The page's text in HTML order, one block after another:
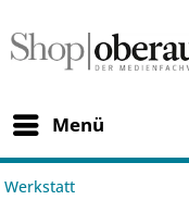
Menü
Werkstatt